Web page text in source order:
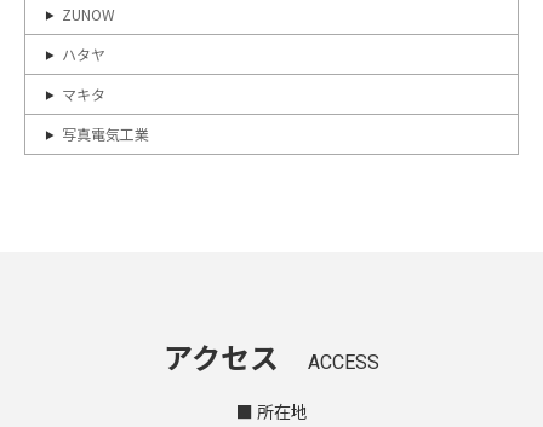
ZUNOW
ハタヤ
マキタ
写真電気工業
アクセス ACCESS
■ 所在地